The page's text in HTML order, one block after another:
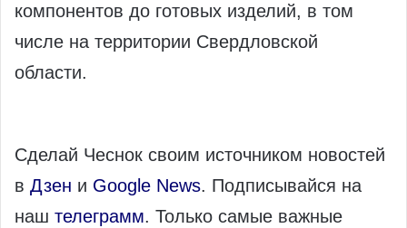
компонентов до готовых изделий, в том
числе на территории Свердловской
области.
Сделай Чеснок своим источником новостей
в Дзен и Google News. Подписывайся на
наш телеграмм. Только самые важные